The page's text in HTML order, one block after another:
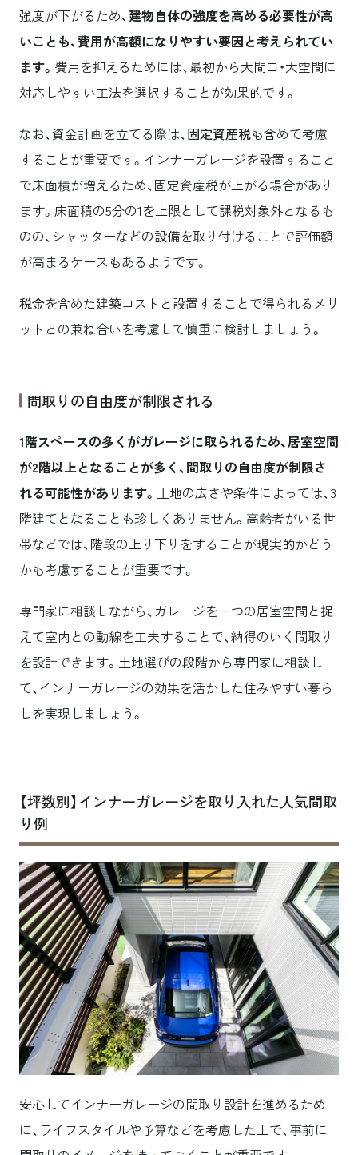
強度が下がるため、建物自体の強度を高める必要性が高
いことも、費用が高額になりやすい要因と考えられてい
ます。 費用を抑えるためには、最初から大間口・大空間に
対応しやすい工法を選択することが効果的です。
なお、資金計画を立てる際は、固定資産税も含めて考慮
することが重要です。インナーガレージを設置すること
で床面積が増えるため、固定資産税が上がる場合があり
ます。床面積の5分の1を上限として課税対象外となるも
のの、シャッターなどの設備を取り付けることで評価額
が高まるケースもあるようです。
税金を含めた建築コストと設置することで得られるメリ
ットとの兼ね合いを考慮して慎重に検討しましょう。
間取りの自由度が制限される
1階スペースの多くがガレージに取られるため、居室空間
が2階以上となることが多く、間取りの自由度が制限さ
れる可能性があります。 土地の広さや条件によっては、3
階建てとなることも珍しくありません。高齢者がいる世
帯などでは、階段の上り下りをすることが現実的かどう
かも考慮することが重要です。
専門家に相談しながら、ガレージを一つの居室空間と捉
えて室内との動線を工夫することで、納得のいく間取り
を設計できます。土地選びの段階から専門家に相談し
て、インナーガレージの効果を活かした住みやすい暮ら
しを実現しましょう。
【坪数別】インナーガレージを取り入れた人気間取
り例
安心してインナーガレージの間取り設計を進めるため
に、ライフスタイルや予算などを考慮した上で、事前に